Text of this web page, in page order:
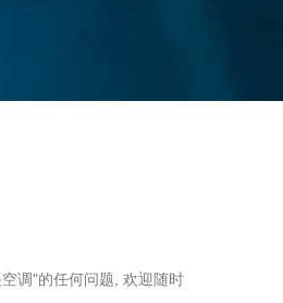
调"的任何问题, 欢迎随时